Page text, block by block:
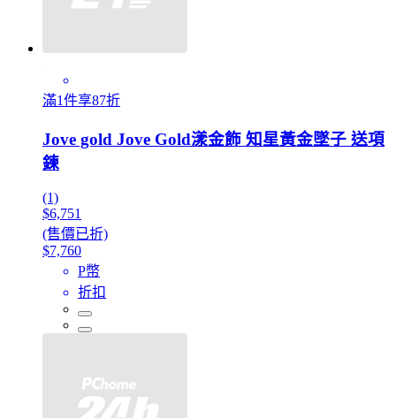
滿1件享87折
Jove gold Jove Gold漾金飾 知星黃金墜子 送項
鍊
(1)
$6,751
(售價已折)
$7,760
P幣
折扣